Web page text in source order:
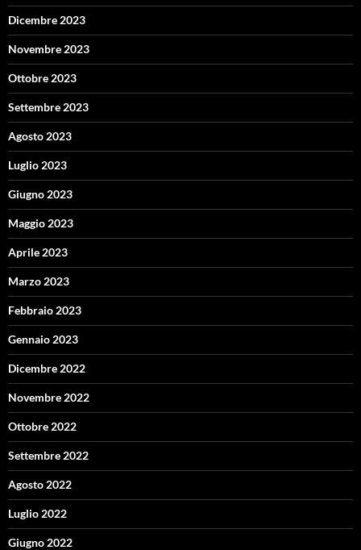
Dicembre 2023
Novembre 2023
Ottobre 2023
Settembre 2023
Agosto 2023
Luglio 2023
Giugno 2023
Maggio 2023
Aprile 2023
Marzo 2023
Febbraio 2023
Gennaio 2023
Dicembre 2022
Novembre 2022
Ottobre 2022
Settembre 2022
Agosto 2022
Luglio 2022
Giugno 2022